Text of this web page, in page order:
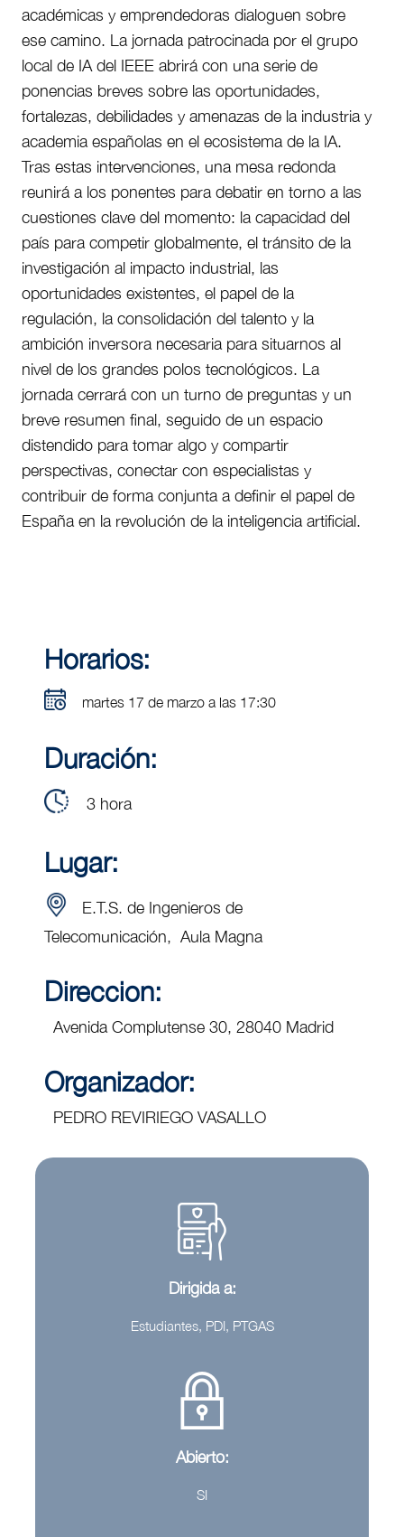
académicas y emprendedoras dialoguen sobre
ese camino. La jornada patrocinada por el grupo
local de IA del IEEE abrirá con una serie de
ponencias breves sobre las oportunidades,
fortalezas, debilidades y amenazas de la industria y
academia españolas en el ecosistema de la IA.
Tras estas intervenciones, una mesa redonda
reunirá a los ponentes para debatir en torno a las
cuestiones clave del momento: la capacidad del
país para competir globalmente, el tránsito de la
investigación al impacto industrial, las
oportunidades existentes, el papel de la
regulación, la consolidación del talento y la
ambición inversora necesaria para situarnos al
nivel de los grandes polos tecnológicos. La
jornada cerrará con un turno de preguntas y un
breve resumen final, seguido de un espacio
distendido para tomar algo y compartir
perspectivas, conectar con especialistas y
contribuir de forma conjunta a definir el papel de
España en la revolución de la inteligencia artificial.
Horarios:
martes 17 de marzo a las 17:30
Duración:
3 hora
Lugar:
E.T.S. de Ingenieros de
Telecomunicación, Aula Magna
Direccion:
Avenida Complutense 30, 28040 Madrid
Organizador:
PEDRO REVIRIEGO VASALLO
Dirigida a:
Estudiantes, PDI, PTGAS
Abierto:
SI